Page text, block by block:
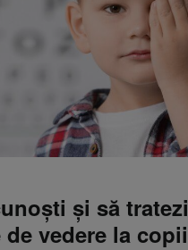
și să tratezi
vedere la copii